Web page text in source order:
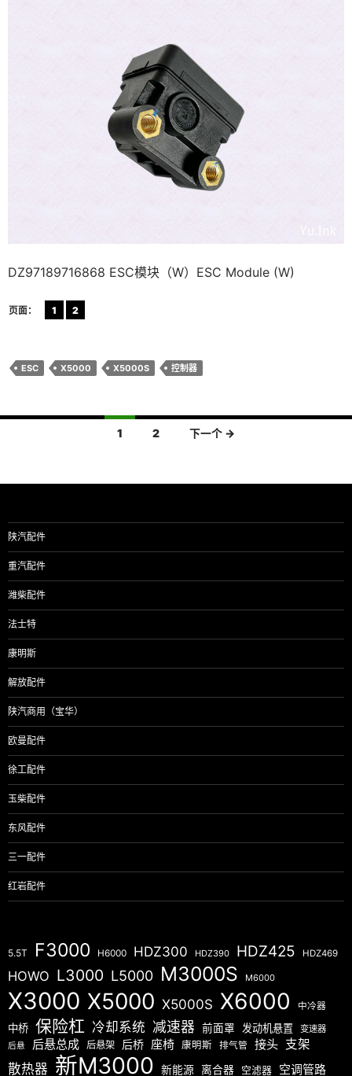
DZ97189716868 ESC模块（W）ESC Module (W)
页面： 1 2
ESC X5000 X5000S 控制器
导
1 2 下一个 →
陕汽配件
重汽配件
潍柴配件
法士特
康明斯
解放配件
陕汽商用（宝华）
欧曼配件
徐工配件
玉柴配件
东风配件
三一配件
红岩配件
5.5T F3000 H6000 HDZ300 HDZ390 HDZ425 HDZ469
HOWO L3000 L5000 M3000S M6000
X3000 X5000 X5000S X6000 中冷器
中桥 保险杠 冷却系统 减速器 前面罩 发动机悬置 变速器
后悬 后悬总成 后悬架 后桥 座椅 康明斯 排气管 接头 支架
散热器 新M3000 新能源 离合器 空滤器 空调管路